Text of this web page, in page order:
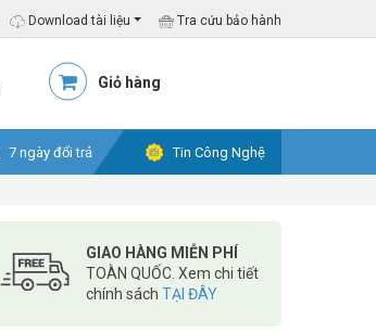
Download tài liệu Tra cứu bảo hành
Giỏ hàng
7 ngày đổi trả Tin Công Nghệ
GIAO HÀNG MIỄN PHÍ
TOÀN QUỐC. Xem chi tiết
chính sách TẠI ĐÂY